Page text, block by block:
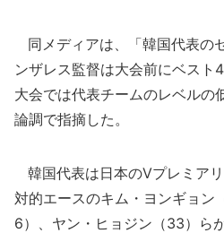
同メディアは、「韓国代表の
ンザレス監督は大会前にベスト
大会では代表チームのレベルの
論調で指摘した。
韓国代表は日本のVプレミア
対的エースのキム・ヨンギョン
6）、ヤン・ヒョジン（33）ら